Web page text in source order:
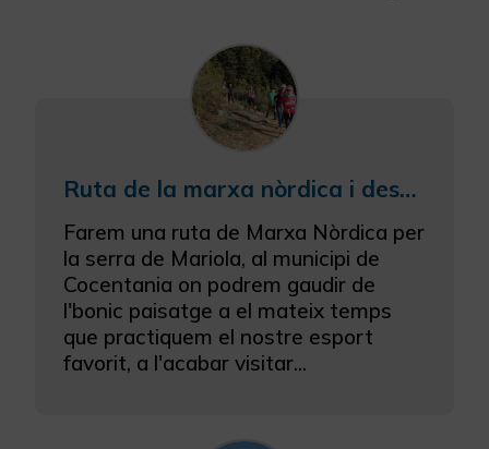
Ruta de la marxa nòrdica i descobreix l'ofici d'apicultor
Farem una ruta de Marxa Nòrdica per
la serra de Mariola, al municipi de
Cocentania on podrem gaudir de
l'bonic paisatge a el mateix temps
que practiquem el nostre esport
favorit, a l'acabar visitar...